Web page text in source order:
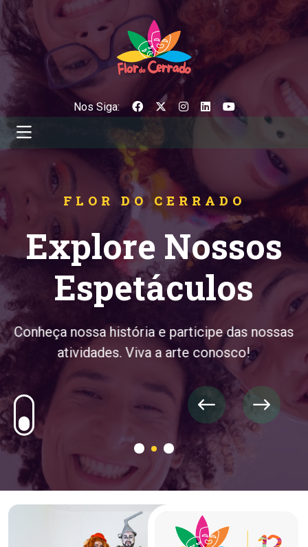
Nos Siga:
FLOR DO CERRADO
Explore Nossos
Espetáculos
Conheça nossa história e participe das nossas
atividades. Viva a arte conosco!